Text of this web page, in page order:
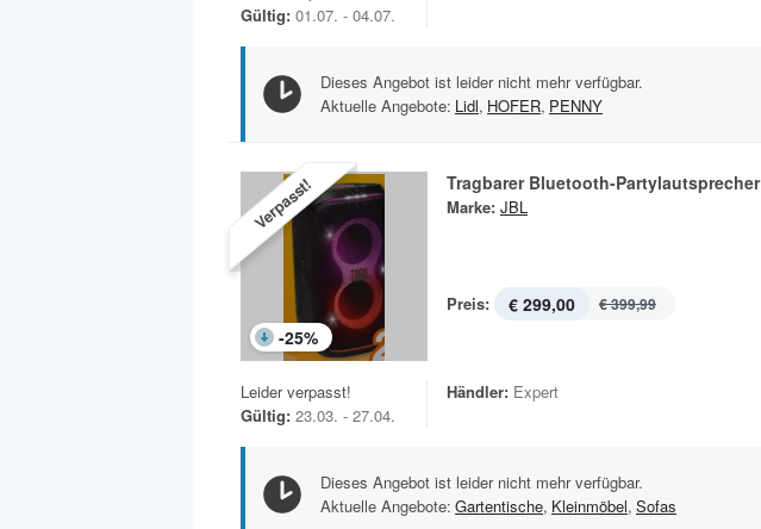
Gültig: 01.07. - 04.07.
Dieses Angebot ist leider nicht mehr verfügbar.
Aktuelle Angebote: Lidl, HOFER, PENNY
Verpasst!
-25%
Tragbarer Bluetooth-Partylautsprecher
Marke: JBL
Preis: € 299,00 € 399,99
Leider verpasst!
Gültig: 23.03. - 27.04.
Händler: Expert
Dieses Angebot ist leider nicht mehr verfügbar.
Aktuelle Angebote: Gartentische, Kleinmöbel, Sofas